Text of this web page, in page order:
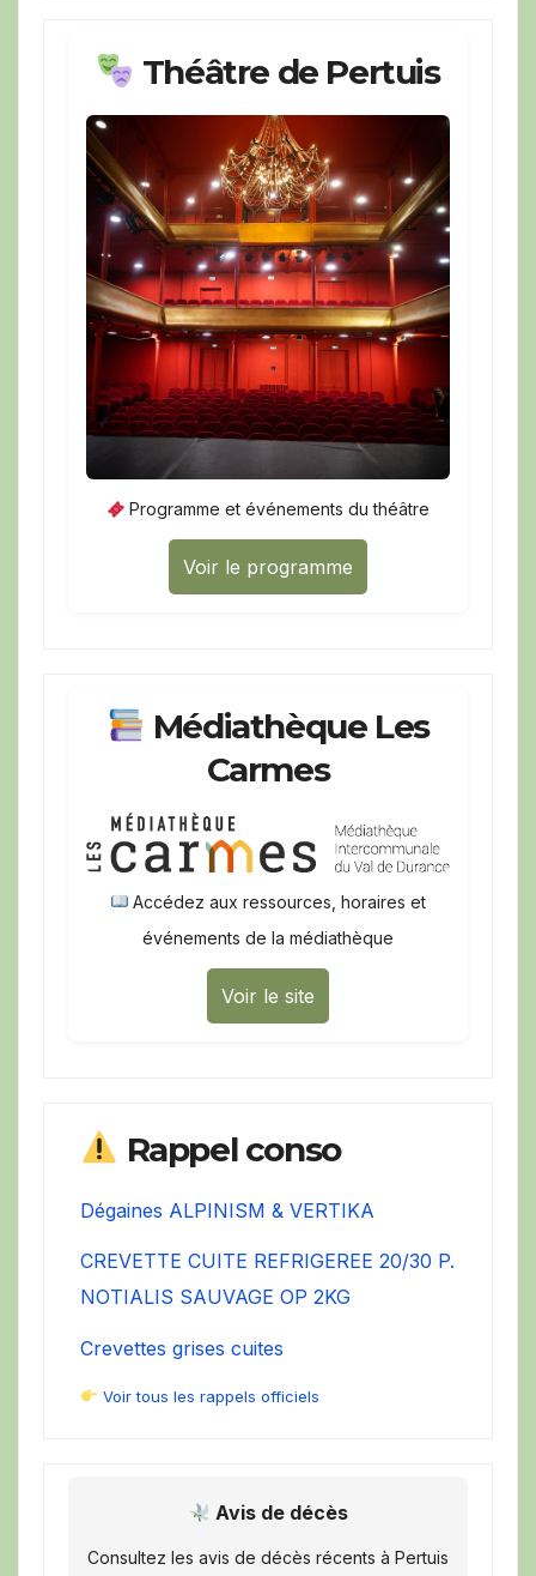
Théâtre de Pertuis
Programme et événements du théâtre
Voir le programme
Médiathèque Les
Carmes
Accédez aux ressources, horaires et
événements de la médiathèque
Voir le site
Rappel conso
Dégaines ALPINISM & VERTIKA
CREVETTE CUITE REFRIGEREE 20/30 P.
NOTIALIS SAUVAGE OP 2KG
Crevettes grises cuites
Voir tous les rappels officiels
Avis de décès
Consultez les avis de décès récents à Pertuis